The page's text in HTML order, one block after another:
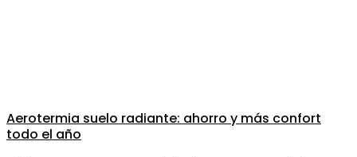
Aerotermia suelo radiante: ahorro y más confort
todo el año